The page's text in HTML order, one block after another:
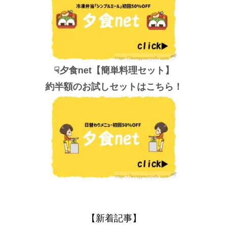
☟夕食net【簡単料理セット】
約半額のお試しセットはこちら！
【新着記事】